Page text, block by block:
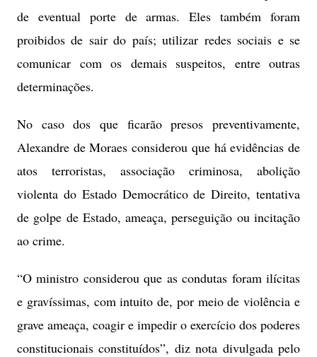
de eventual porte de armas. Eles também foram
proibidos de sair do país; utilizar redes sociais e se
comunicar com os demais suspeitos, entre outras
determinações.
No caso dos que ficarão presos preventivamente,
Alexandre de Moraes considerou que há evidências de
atos terroristas, associação criminosa, abolição
violenta do Estado Democrático de Direito, tentativa
de golpe de Estado, ameaça, perseguição ou incitação
ao crime.
“O ministro considerou que as condutas foram ilícitas
e gravíssimas, com intuito de, por meio de violência e
grave ameaça, coagir e impedir o exercício dos poderes
constitucionais constituídos”, diz nota divulgada pelo